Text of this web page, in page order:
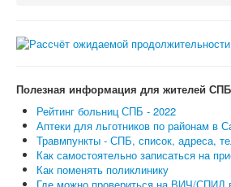
Полезная информация для жителей
Рейтинг больниц СПБ - 2022
Аптеки для льготников по районам в
Травмпункты - СПБ, список, адреса,
Как самостоятельно записаться на
Как поменять поликлинику
Где можно провериться на ВИЧ/СПИД